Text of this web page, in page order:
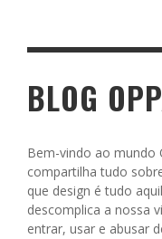
BLOG
Bem-vindo ao mundo
compartilha tudo
que design é tudo
descomplica a nossa
entrar, usar e abusar